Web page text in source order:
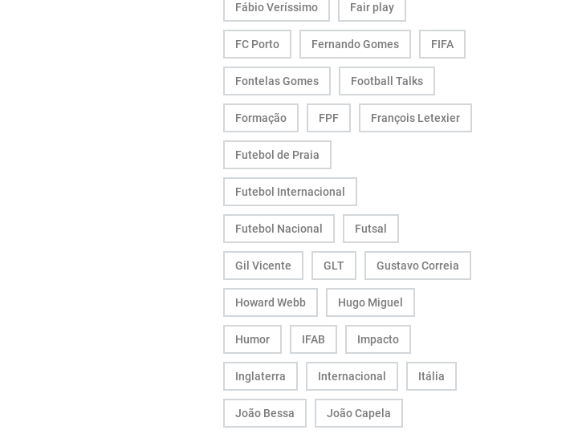
Fábio Veríssimo Fair play
FC Porto Fernando Gomes FIFA
Fontelas Gomes Football Talks
Formação FPF François Letexier
Futebol de Praia
Futebol Internacional
Futebol Nacional Futsal
Gil Vicente GLT Gustavo Correia
Howard Webb Hugo Miguel
Humor IFAB Impacto
Inglaterra Internacional Itália
João Bessa João Capela